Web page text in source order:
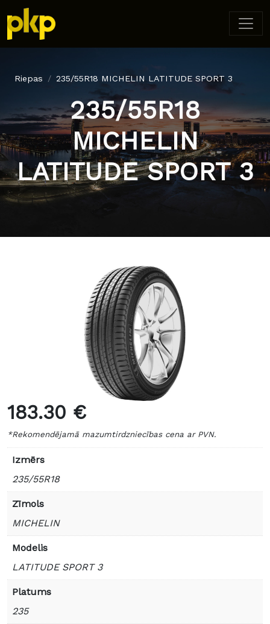
Riepas 235/55R18 MICHELIN LATITUDE SPORT 3
235/55R18
MICHELIN
LATITUDE SPORT 3
183.30 €
*Rekomendējamā mazumtirdzniecības cena ar PVN.
Izmērs
235/55R18
Zīmols
MICHELIN
Modelis
LATITUDE SPORT 3
Platums
235